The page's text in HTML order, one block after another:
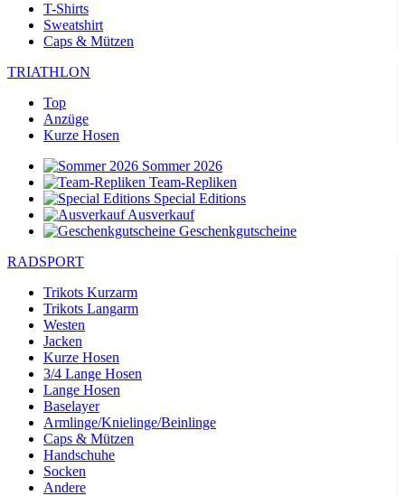
T-Shirts
Sweatshirt
Caps & Mützen
TRIATHLON
Top
Anzüge
Kurze Hosen
Sommer 2026
Team-Repliken
Special Editions
Ausverkauf
Geschenkgutscheine
RADSPORT
Trikots Kurzarm
Trikots Langarm
Westen
Jacken
Kurze Hosen
3/4 Lange Hosen
Lange Hosen
Baselayer
Armlinge/Knielinge/Beinlinge
Caps & Mützen
Handschuhe
Socken
Andere